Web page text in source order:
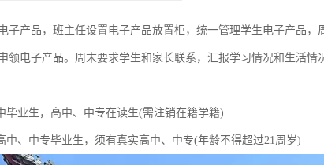
子产品，班主任设置电子产品放置柜，统一管理学生电子产品，
领电子产品。周末要求学生和家长联系，汇报学习情况和生活情
毕业生，高中、中专在读生(需注销在籍学籍)
中、中专毕业生，须有真实高中、中专(年龄不得超过21周岁)